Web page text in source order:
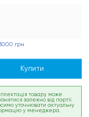
грн
Купити
товару може
залежно від партії.
уточнювати актуальну
у менеджера.